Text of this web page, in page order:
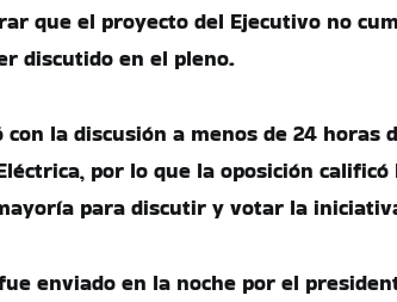
que el proyecto del Ejecutivo no
discutido en el pleno.
la discusión a menos de 24 horas
por lo que la oposición calificó
para discutir y votar la
enviado en la noche por el